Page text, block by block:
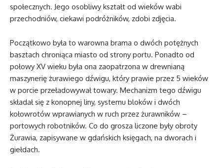
społecznych. Jego osobliwy kształt od wieków wabi
przechodniów, ciekawi podróżników, zdobi zdjęcia.
Początkowo była to warowna brama o dwóch potężnych
basztach chroniąca miasto od strony portu. Ponadto od
połowy XV wieku była ona zaopatrzona w drewnianą
maszynerię żurawiego dźwigu, który prawie przez 5 wieków
w porcie przeładowywał towary. Mechanizm tego dźwigu
składał się z konopnej liny, systemu bloków i dwóch
kołowrotów wprawianych w ruch przez żurawników –
portowych robotników. Co do grosza liczone były obroty
Żurawia, zapisywane w gdańskich księgach, na dworach i
giełdach.